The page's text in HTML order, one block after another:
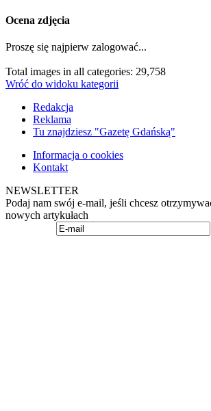
Ocena zdjęcia
Proszę się najpierw zalogować...
Total images in all categories: 29,758
Wróć do widoku kategorii
Redakcja
Reklama
Tu znajdziesz "Gazetę Gdańską"
Informacja o cookies
Kontakt
NEWSLETTER
Podaj nam swój e-mail, jeśli chcesz
nowych artykułach